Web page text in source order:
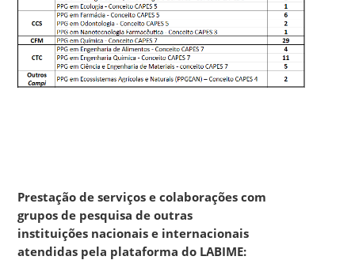
Prestação de serviços e colaborações com
grupos de pesquisa de outras
instituições nacionais e internacionais
atendidas pela plataforma do LABIME: